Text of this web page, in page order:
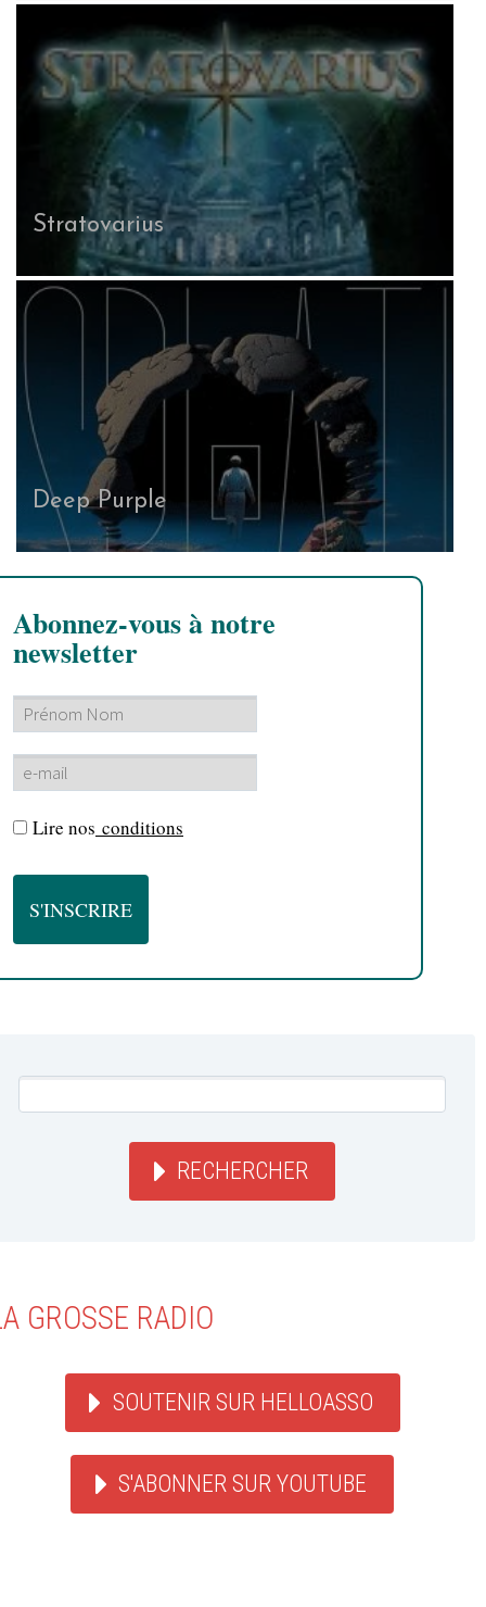
Stratovarius
Deep Purple
Abonnez-vous à notre
newsletter
Lire nos conditions
RECHERCHER
GROSSE RADIO
SOUTENIR SUR HELLOASSO
S'ABONNER SUR YOUTUBE